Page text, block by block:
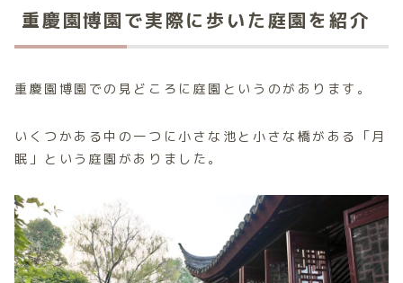
重慶園博園で実際に歩いた庭園を紹介
重慶園博園での見どころに庭園というのがあります。
いくつかある中の一つに小さな池と小さな橋がある「月
眠」という庭園がありました。